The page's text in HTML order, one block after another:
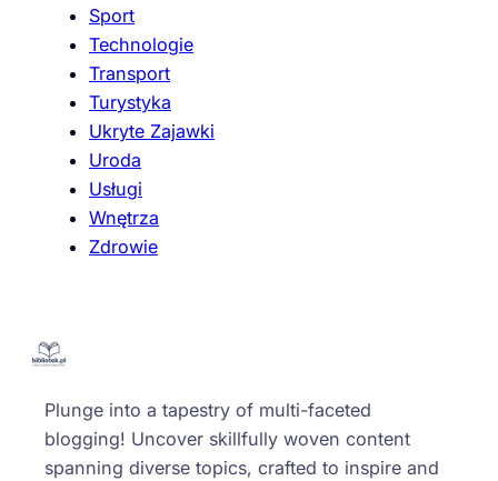
Sport
Technologie
Transport
Turystyka
Ukryte Zajawki
Uroda
Usługi
Wnętrza
Zdrowie
Plunge into a tapestry of multi-faceted
blogging! Uncover skillfully woven content
spanning diverse topics, crafted to inspire and